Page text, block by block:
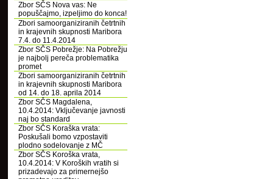
Zbor SČS Nova vas: Ne
popuščajmo, izpeljimo do konca!
Zbori samoorganiziranih četrtnih
in krajevnih skupnosti Maribora
7.4. do 11.4.2014
Zbor SČS Pobrežje: Na Pobrežju
je najbolj pereča problematika
promet
Zbori samoorganiziranih četrtnih
in krajevnih skupnosti Maribora
od 14. do 18. aprila 2014
Zbor SČS Magdalena,
10.4.2014: Vključevanje javnosti
naj bo standard
Zbor SČS Koraška vrata:
Poskušali bomo vzpostaviti
plodno sodelovanje z MČ
Zbor SČS Koroška vrata,
10.4.2014: V Koroških vratih si
prizadevajo za primernejšo